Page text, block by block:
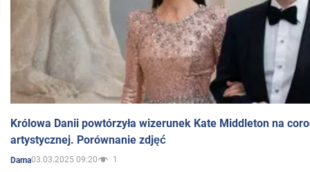
Królowa Danii powtórzyła wizerunek Kate Middleton na
artystycznej. Porównanie zdjęć
Dama03.03.2025 09:20 1